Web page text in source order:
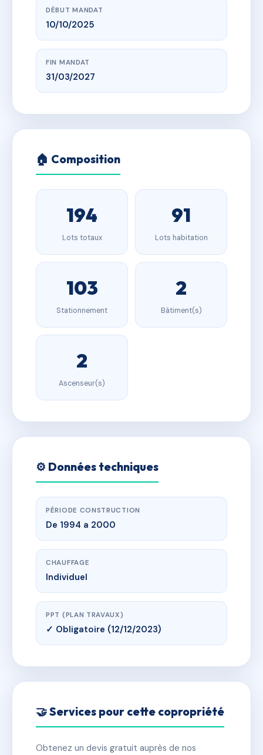
DÉBUT MANDAT
10/10/2025
FIN MANDAT
31/03/2027
🏠 Composition
194
Lots totaux
91
Lots habitation
103
Stationnement
2
Bâtiment(s)
2
Ascenseur(s)
⚙️ Données techniques
PÉRIODE CONSTRUCTION
De 1994 a 2000
CHAUFFAGE
Individuel
PPT (PLAN TRAVAUX)
✓ Obligatoire (12/12/2023)
🤝 Services pour cette copropriété
Obtenez un devis gratuit auprès de nos